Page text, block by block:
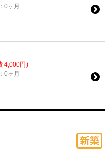
0ヶ月
4,000円)
0ヶ月